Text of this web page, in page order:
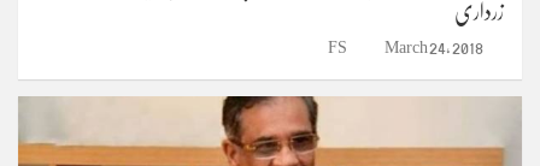
زرداری
March 24, 2018
FS